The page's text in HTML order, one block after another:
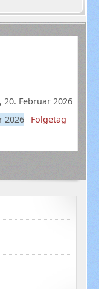
20. Februar 2026
2026
Folgetag